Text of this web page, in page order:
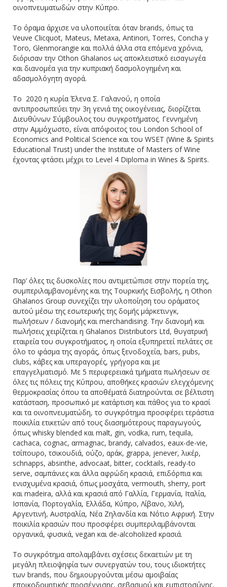
oινοπνευματωδών στην Κύπρο.
Το όραμα άρχισε να υλοποιείται όταν brands, όπως τα
Veuve Clicquot, Mateus, Metaxa, Antinori, Torres, Concha y
Toro, Glenmorangie και πολλά άλλα στα επόμενα χρόνια,
διόρισαν την Othon Ghalanos ως αποκλειστικό εισαγωγέα
και διανομέα για την κυπριακή δασμολογημένη και
αδασμολόγητη αγορά.
Το 2020 η κυρία Έλενα Σ. Γαλανού, η οποία
αντιπροσωπεύει την 3η γενιά της οικογένειας, διορίζεται
Διευθύνων Σύμβουλος του συγκροτήματος. Γεννημένη
στην Αμμόχωστο, είναι απόφοιτος του London School of
Economics and Political Science και του WSET (Wine & Spirits
Educational Trust) under the Institute of Masters of Wine
έχοντας φτάσει μέχρι το Level 4 Diploma in Wines & Spirits.
Παρ’ όλες τις δυσκολίες που αντιμετώπισε στην πορεία της,
συμπεριλαμβανομένης και της Τουρκικής Εισβολής, η Othon
Ghalanos Group συνεχίζει την υλοποίηση του οράματος
αυτού μέσω της εσωτερικής της δομής μάρκετινγκ,
πωλήσεων / διανομής και merchandising. Την διανομή και
πωλήσεις χειρίζεται η Ghalanos Distributors Ltd, θυγατρική
εταιρεία του συγκροτήματος, η οποία εξυπηρετεί πελάτες σε
όλο το φάσμα της αγοράς, όπως ξενοδοχεία, bars, pubs,
clubs, κάβες και υπεραγορές, γρήγορα και με
επαγγελματισμό. Με 5 περιφερειακά τμήματα πωλήσεων σε
όλες τις πόλεις της Κύπρου, αποθήκες κρασιών ελεγχόμενης
θερμοκρασίας όπου τα αποθέματά διατηρούνται σε βέλτιστη
κατάσταση, προσωπικό με κατάρτιση και πάθος για το κρασί
και τα οινοπνευματώδη, το συγκρότημα προσφέρει τεράστια
ποικιλία ετικετών από τους διασημότερους παραγωγούς,
όπως whisky blended και malt, gin, vodka, rum, tequila,
cachaca, cognac, αrmagnac, brandy, calvados, eaux-de-vie,
τσίπουρο, τσικουδιά, ούζο, αράκ, grappa, jenever, λικέρ,
schnapps, absinthe, advocaat, bitter, cocktails, ready-to
serve, σαμπάνιες και άλλα αφρώδη κρασιά, επιδόρπια και
ενισχυμένα κρασιά, όπως μοσχάτα, vermouth, sherry, port
και madeira, αλλά και κρασιά από Γαλλία, Γερμανία, Ιταλία,
Ισπανία, Πορτογαλία, Ελλάδα, Κύπρο, Λίβανο, Χιλή,
Αργεντινή, Αυστραλία, Νέα Ζηλανδία και Νότιο Αφρική. Στην
ποικιλία κρασιών που προσφέρει συμπεριλαμβάνονται
οργανικά, φυσικά, vegan και de-alcoholized κρασιά.
Το συγκρότημα απολαμβάνει σχέσεις δεκαετιών με τη
μεγάλη πλειοψηφία των συνεργατών του, τους ιδιοκτήτες
των brands, που δημιουργούνται μέσω αμοιβαίας
εποικοδομητικής προσέγγισης, σεβασμού και εμπιστοσύνης,